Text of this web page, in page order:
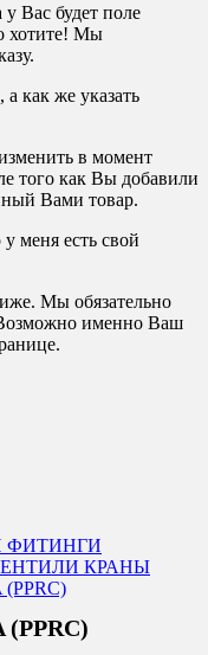
Вас будет поле
хотите! Мы
как же указать
в момент
того как Вы добавили
Вами товар.
меня есть свой
Мы обязательно
именно Ваш
ФИТИНГИ
КРАНЫ